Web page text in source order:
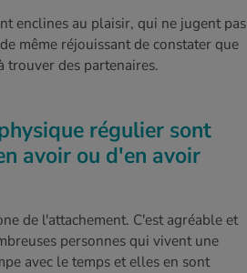
enclines au plaisir, qui ne jugent pas
même réjouissant de constater que
trouver des partenaires.
régulier sont
avoir ou d'en avoir
de l'attachement. C'est agréable et
personnes qui vivent une
avec le temps et elles en sont